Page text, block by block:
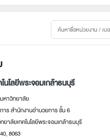
นโลยีพระจอมเกล้าธนบุรี
หาวิทยาลัย
าร สำนักงานอำนวยการ ชั้น 6
าลัยเทคโนโลยีพระจอมเกล้าธนบุรี
8063